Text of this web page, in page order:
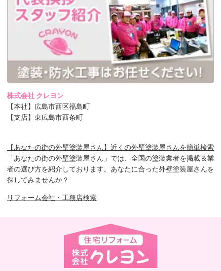
株式会社 クレヨン
【本社】広島市西区福島町
【支店】東広島市西条町
【あなたの街の外壁塗装屋さん】近くの外壁塗装屋さんを簡単検索
「あなたの街の外壁塗装屋さん」では、全国の塗装業者を掲載＆業
者の選び方を紹介しております。あなたに合った外壁塗装屋さんを
探してみませんか？
リフォーム会社・工務店検索